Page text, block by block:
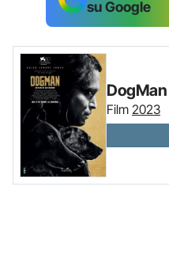
su Google
DogMan
Film 2023